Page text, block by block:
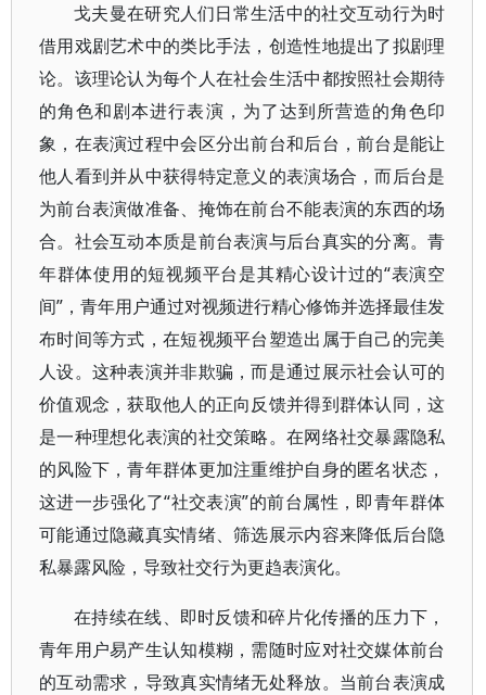
戈夫曼在研究人们日常生活中的社交互动行为时
借用戏剧艺术中的类比手法，创造性地提出了拟剧理
论。该理论认为每个人在社会生活中都按照社会期待
的角色和剧本进行表演，为了达到所营造的角色印
象，在表演过程中会区分出前台和后台，前台是能让
他人看到并从中获得特定意义的表演场合，而后台是
为前台表演做准备、掩饰在前台不能表演的东西的场
合。社会互动本质是前台表演与后台真实的分离。青
年群体使用的短视频平台是其精心设计过的“表演空
间”，青年用户通过对视频进行精心修饰并选择最佳发
布时间等方式，在短视频平台塑造出属于自己的完美
人设。这种表演并非欺骗，而是通过展示社会认可的
价值观念，获取他人的正向反馈并得到群体认同，这
是一种理想化表演的社交策略。在网络社交暴露隐私
的风险下，青年群体更加注重维护自身的匿名状态，
这进一步强化了“社交表演”的前台属性，即青年群体
可能通过隐藏真实情绪、筛选展示内容来降低后台隐
私暴露风险，导致社交行为更趋表演化。
在持续在线、即时反馈和碎片化传播的压力下，
青年用户易产生认知模糊，需随时应对社交媒体前台
的互动需求，导致真实情绪无处释放。当前台表演成